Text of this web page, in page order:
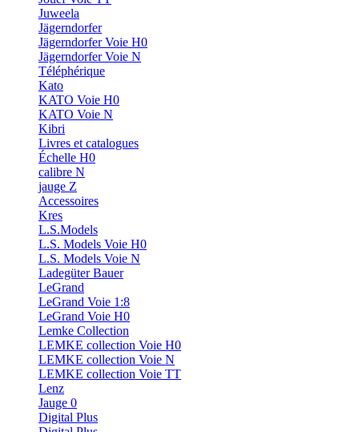
Juweela
Jägerndorfer
Jägerndorfer Voie H0
Jägerndorfer Voie N
Téléphérique
Kato
KATO Voie H0
KATO Voie N
Kibri
Livres et catalogues
Échelle H0
calibre N
jauge Z
Accessoires
Kres
L.S.Models
L.S. Models Voie H0
L.S. Models Voie N
Ladegüter Bauer
LeGrand
LeGrand Voie 1:8
LeGrand Voie H0
Lemke Collection
LEMKE collection Voie H0
LEMKE collection Voie N
LEMKE collection Voie TT
Lenz
Jauge 0
Digital Plus